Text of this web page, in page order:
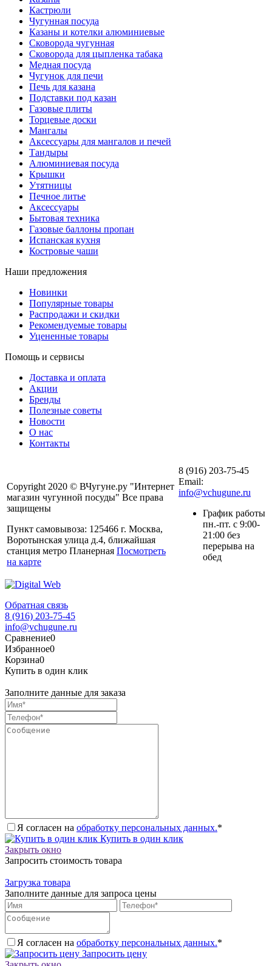
Кастрюли
Чугунная посуда
Казаны и котелки алюминиевые
Сковорода чугунная
Сковорода для цыпленка табака
Медная посуда
Чугунок для печи
Печь для казана
Подставки под казан
Газовые плиты
Торцевые доски
Мангалы
Аксессуары для мангалов и печей
Тандыры
Алюминиевая посуда
Крышки
Утятницы
Печное литье
Аксессуары
Бытовая техника
Газовые баллоны пропан
Испанская кухня
Костровые чаши
Наши предложения
Новинки
Популярные товары
Распродажи и скидки
Рекомендуемые товары
Уцененные товары
Помощь и сервисы
Доставка и оплата
Акции
Бренды
Полезные советы
Новости
О нас
Контакты
Copyright 2020 © ВЧугуне.ру "Интернет
магазин чугунной посуды" Все права
защищены
Пункт самовывоза: 125466 г. Москва,
Воротынская улица д.4, ближайшая
станция метро Планерная Посмотреть
на карте
8 (916) 203-75-45
Email:
info@vchugune.ru
График работы
пн.-пт. с 9:00-
21:00 без
перерыва на
обед
Обратная связь
8 (916) 203-75-45
info@vchugune.ru
Сравнение0
Избранное0
Корзина0
Купить в один клик
Заполните данные для заказа
Я согласен на обработку персональных данных.*
Купить в один клик
Закрыть окно
Запросить стоимость товара
Загрузка товара
Заполните данные для запроса цены
Я согласен на обработку персональных данных.*
Запросить цену